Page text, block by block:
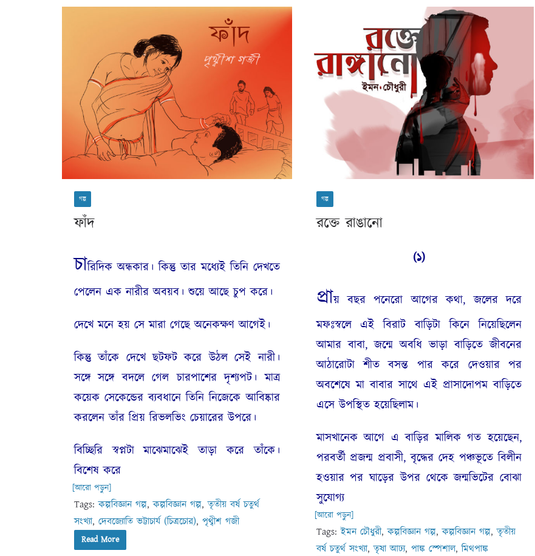
গল্প
ফাঁদ
চারিদিক অন্ধকার। কিন্তু তার মধ্যেই তিনি দেখতে
পেলেন এক নারীর অবয়ব। শুয়ে আছে চুপ করে।
দেখে মনে হয় সে মারা গেছে অনেকক্ষণ আগেই।
কিন্তু তাঁকে দেখে ছটফট করে উঠল সেই নারী।
সঙ্গে সঙ্গে বদলে গেল চারপাশের দৃশ্যপট। মাত্র
কয়েক সেকেন্ডের ব্যবধানে তিনি নিজেকে আবিষ্কার
করলেন তাঁর প্রিয় রিভলভিং চেয়ারের উপরে।
বিচ্ছিরি স্বপ্নটা মাঝেমাঝেই তাড়া করে তাঁকে।
বিশেষ করে
[আরো পড়ুন]
Tags:কল্পবিজ্ঞান গল্প,কল্পবিজ্ঞান গল্প,তৃতীয় বর্ষ চতুর্থ
সংখ্যা, দেবজ্যোতি ভট্টাচার্য (চিত্রচোর), পৃথ্বীশ গজী
Read More
গল্প
রক্তে রাঙানো
(১)
প্রায় বছর পনেরো আগের কথা, জলের দরে
মফঃস্বলে এই বিরাট বাড়িটা কিনে নিয়েছিলেন
আমার বাবা, জন্মে অবধি ভাড়া বাড়িতে জীবনের
আঠারোটা শীত বসন্ত পার করে দেওয়ার পর
অবশেষে মা বাবার সাথে এই প্রাসাদোপম বাড়িতে
এসে উপস্থিত হয়েছিলাম।
মাসখানেক আগে এ বাড়ির মালিক গত হয়েছেন,
পরবর্তী প্রজন্ম প্রবাসী, বৃদ্ধের দেহ পঞ্চভূতে বিলীন
হওয়ার পর ঘাড়ের উপর থেকে জন্মভিটের বোঝা
সুযোগ্য
[আরো পড়ুন]
Tags:ইমন চৌধুরী,কল্পবিজ্ঞান গল্প,কল্পবিজ্ঞান গল্প,তৃতীয়
বর্ষ চতুর্থ সংখ্যা,তৃষা আঢ‍্য, পাঙ্ক স্পেশাল,মিথপাঙ্ক